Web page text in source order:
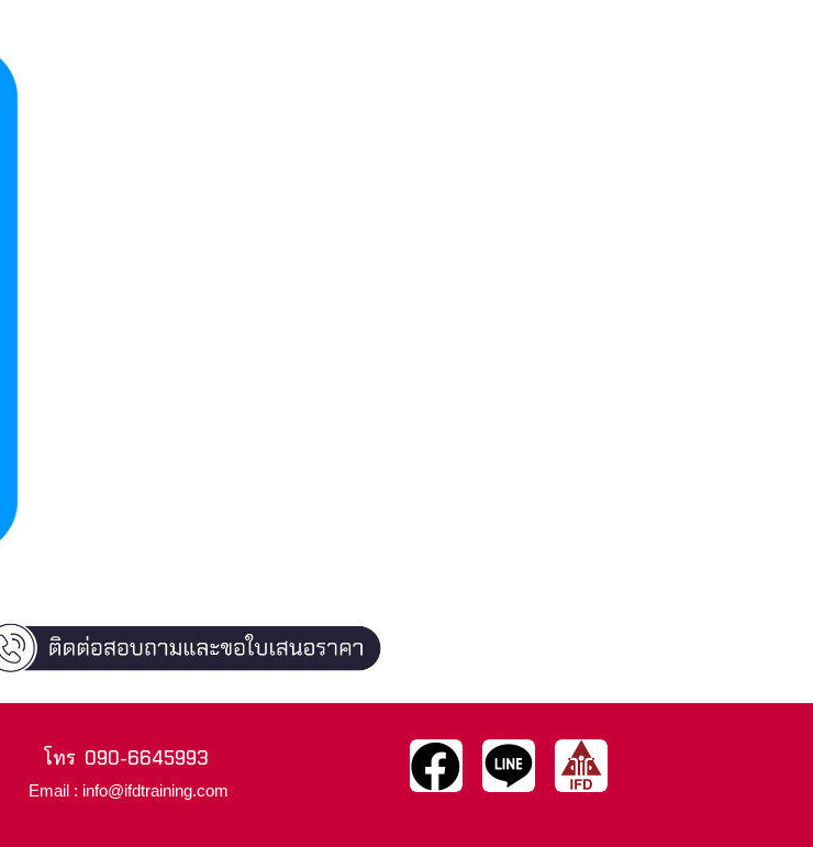
โทร 090-6645993
Email : info@ifdtraining.com